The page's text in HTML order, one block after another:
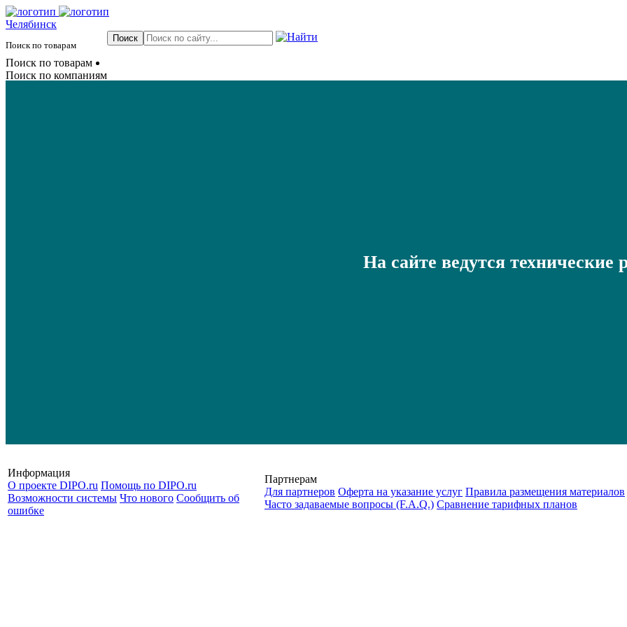
Челябинск
Поиск по товарам
Поиск по товарам
Поиск по компаниям
На сайте ведутся технические
Информация
О проекте DIPO.ru Помощь по DIPO.ru
Возможности системы Что нового Сообщить об
ошибке
Партнерам
Для партнеров Оферта на указание услуг Правила размещения материалов
Часто задаваемые вопросы (F.A.Q.) Cравнение тарифных планов